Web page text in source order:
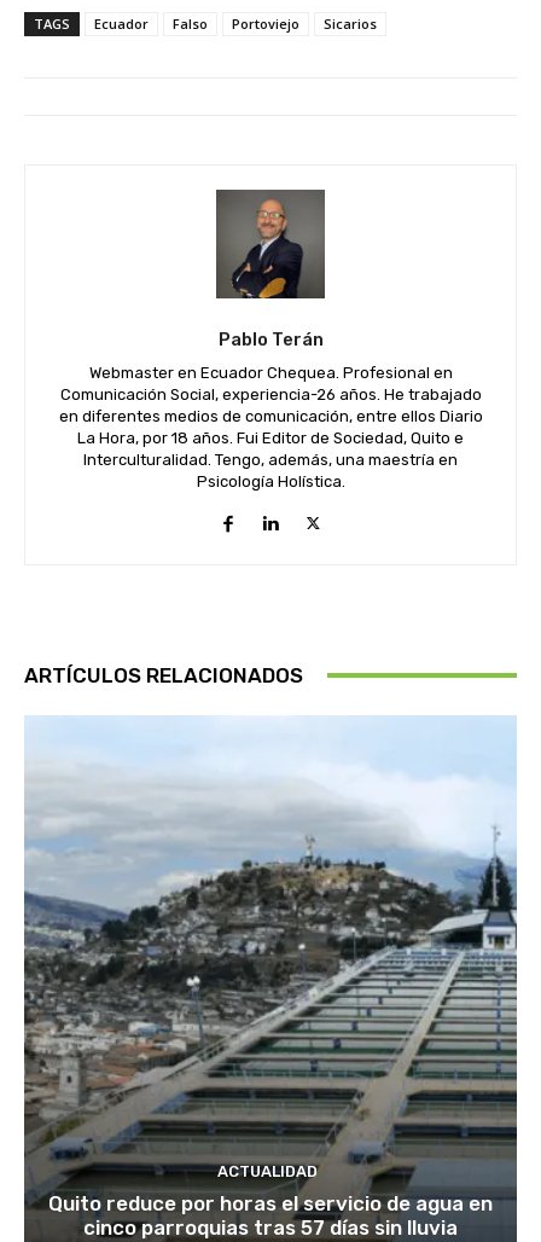
TAGS Ecuador Falso Portoviejo Sicarios
Pablo Terán
Webmaster en Ecuador Chequea. Profesional en
Comunicación Social, experiencia-26 años. He trabajado
en diferentes medios de comunicación, entre ellos Diario
La Hora, por 18 años. Fui Editor de Sociedad, Quito e
Interculturalidad. Tengo, además, una maestría en
Psicología Holística.
ARTÍCULOS RELACIONADOS
ACTUALIDAD
Quito reduce por horas el servicio de agua en
cinco parroquias tras 57 días sin lluvia